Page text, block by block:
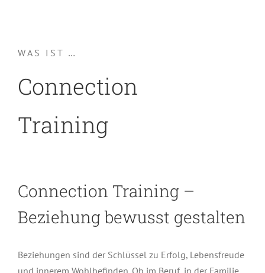
WAS IST …
Connection
Training
Connection Training –
Beziehung bewusst gestalten
Beziehungen sind der Schlüssel zu Erfolg, Lebensfreude
und innerem Wohlbefinden. Ob im Beruf, in der Familie